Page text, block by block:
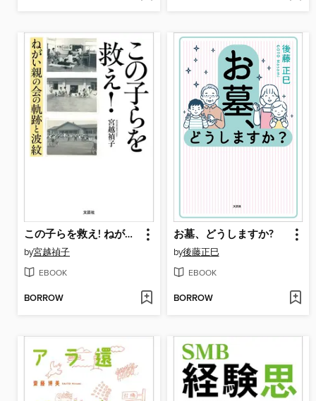
この子らを救え! ねがい親の会の軌跡と波紋
by宮越禎子
EBOOK
BORROW
お墓、どうしますか?
by後藤正巳
EBOOK
BORROW